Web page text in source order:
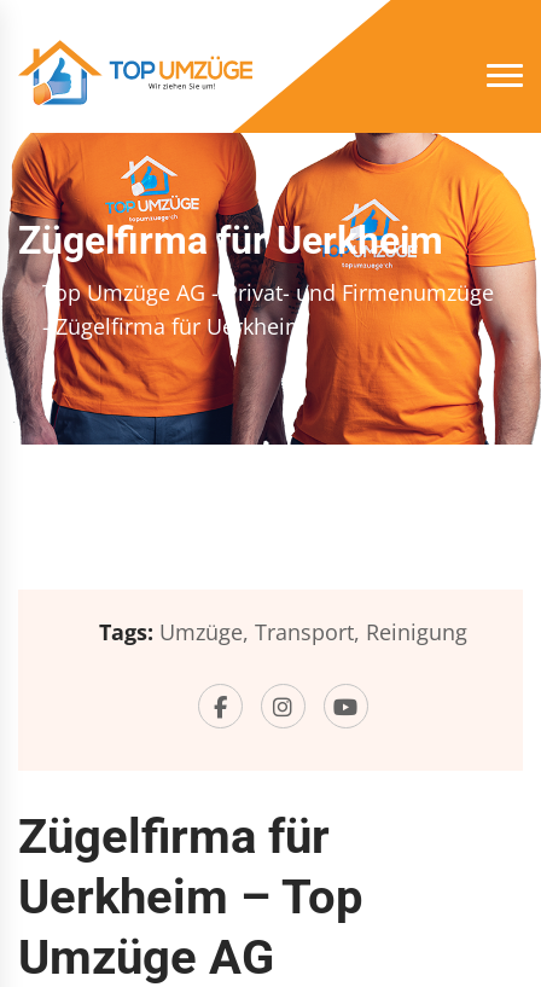
Zügelfirma für Uerkheim
Top Umzüge AG - Privat- und Firmenumzüge
- Zügelfirma für Uerkheim
Tags: Umzüge, Transport, Reinigung
Zügelfirma für
Uerkheim – Top
Umzüge AG